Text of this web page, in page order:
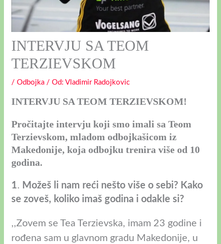
INTERVJU SA TEOM
TERZIEVSKOM
/Odbojka / Оd:Vladimir Radojkovic
INTERVJU SA TEOM TERZIEVSKOM!
Pročitajte intervju koji smo imali sa Teom
Terzievskom, mladom odbojkašicom iz
Makedonije, koja odbojku trenira više od 10
godina.
1. Možeš li nam reći nešto više o sebi? Kako
se zoveš, koliko imaš godina i odakle si?
,,Zovem se Tea Terzievska, imam 23 godine i
rođena sam u glavnom gradu Makedonije, u